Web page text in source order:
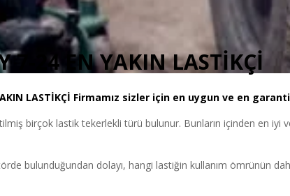
7-24 EN YAKIN LASTİKÇİ
LASTİKÇİ Firmamız sizler için en uygun ve en
birçok lastik tekerlekli türü bulunur. Bunların içinden en iyi
bulunduğundan dolayı, hangi lastiğin kullanım ömrünün